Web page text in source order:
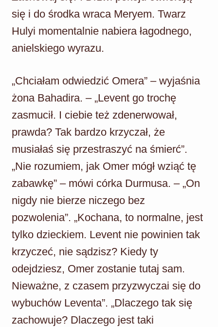
się i do środka wraca Meryem. Twarz
Hulyi momentalnie nabiera łagodnego,
anielskiego wyrazu.
„Chciałam odwiedzić Omera” – wyjaśnia
żona Bahadira. – „Levent go trochę
zasmucił. I ciebie też zdenerwował,
prawda? Tak bardzo krzyczał, że
musiałaś się przestraszyć na śmierć”.
„Nie rozumiem, jak Omer mógł wziąć tę
zabawkę” – mówi córka Durmusa. – „On
nigdy nie bierze niczego bez
pozwolenia”. „Kochana, to normalne, jest
tylko dzieckiem. Levent nie powinien tak
krzyczeć, nie sądzisz? Kiedy ty
odejdziesz, Omer zostanie tutaj sam.
Nieważne, z czasem przyzwyczai się do
wybuchów Leventa”. „Dlaczego tak się
zachowuje? Dlaczego jest taki